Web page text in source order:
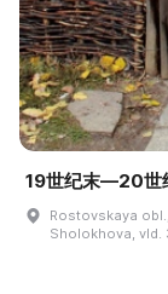
19世纪末—20世
Rostovskaya
Sholokhova, vld.